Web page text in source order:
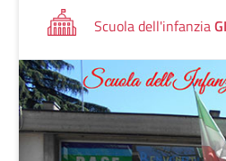
Scuola dell'infanzia